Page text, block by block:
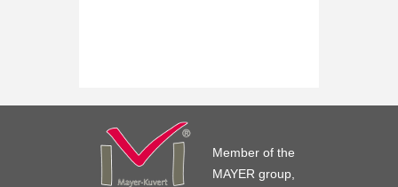
Member of the
MAYER group,